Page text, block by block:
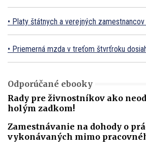
Platy štátnych a verejných
Priemerná mzda v treťom štvrťroku
Odporúčané ebooky
Rady pre živnostníkov ako
holým zadkom!
Zamestnávanie na dohody o
vykonávaných mimo